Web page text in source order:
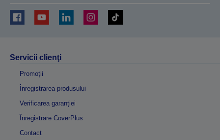
Servicii clienţi
Promoţii
Înregistrarea produsului
Verificarea garanției
Înregistrare CoverPlus
Contact